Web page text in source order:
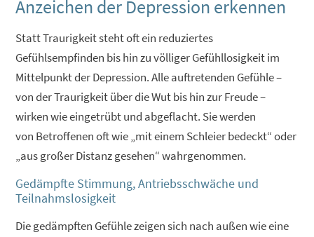
Anzeichen der Depression erkennen
Statt Traurigkeit steht oft ein reduziertes
Gefühlsempfinden bis hin zu völliger Gefühllosigkeit im
Mittelpunkt der Depression. Alle auftretenden Gefühle –
von der Traurigkeit über die Wut bis hin zur Freude –
wirken wie eingetrübt und abgeflacht. Sie werden
von Betroffenen oft wie „mit einem Schleier bedeckt“ oder
„aus großer Distanz gesehen“ wahrgenommen.
Gedämpfte Stimmung, Antriebsschwäche und
Teilnahmslosigkeit
Die gedämpften Gefühle zeigen sich nach außen wie eine